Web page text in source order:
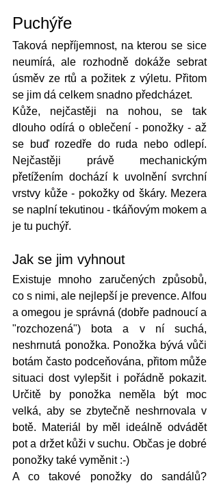
Puchýře
Taková nepříjemnost, na kterou se sice
neumírá, ale rozhodně dokáže sebrat
úsměv ze rtů a požitek z výletu. Přitom
se jim dá celkem snadno předcházet.
Kůže, nejčastěji na nohou, se tak
dlouho odírá o oblečení - ponožky - až
se buď rozedře do ruda nebo odlepí.
Nejčastěji právě mechanickým
přetížením dochází k uvolnění svrchní
vrstvy kůže - pokožky od škáry. Mezera
se naplní tekutinou - tkáňovým mokem a
je tu puchýř.
Jak se jim vyhnout
Existuje mnoho zaručených způsobů,
co s nimi, ale nejlepší je prevence. Alfou
a omegou je správná (dobře padnoucí a
"rozchozená") bota a v ní suchá,
neshrnutá ponožka. Ponožka bývá vůči
botám často podceňována, přitom může
situaci dost vylepšit i pořádně pokazit.
Určitě by ponožka neměla být moc
velká, aby se zbytečně neshrnovala v
botě. Materiál by měl ideálně odvádět
pot a držet kůži v suchu. Občas je dobré
ponožky také vyměnit :-)
A co takové ponožky do sandálů?